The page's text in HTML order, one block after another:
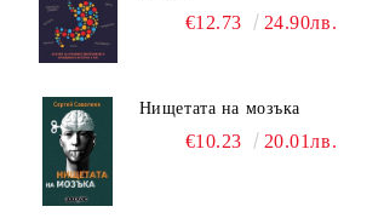
€12.73 24.90лв.
Нищетата на мозъка
€10.23 20.01лв.